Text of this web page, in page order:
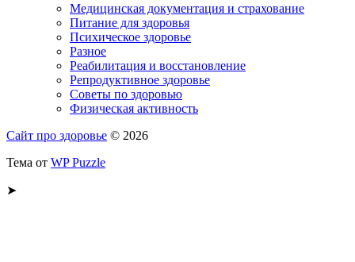
Медицинская документация и страхование
Питание для здоровья
Психическое здоровье
Разное
Реабилитация и восстановление
Репродуктивное здоровье
Советы по здоровью
Физическая активность
Сайт про здоровье © 2026
Тема от WP Puzzle
➤